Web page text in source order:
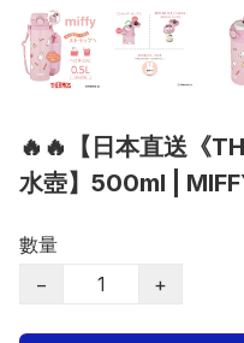
🔥🔥【日本直送《
水壺】500ml |
數量
−
+